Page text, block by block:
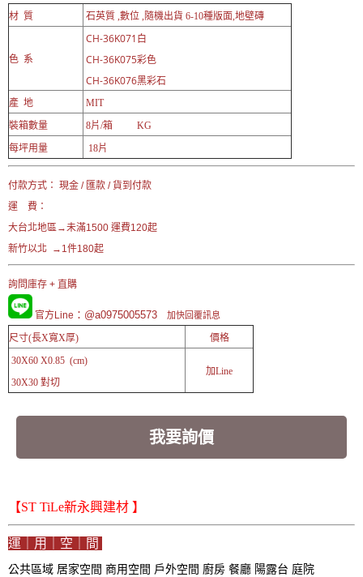
材 質 石英質 ,數位 ,隨機出貨 6-10種版面,地壁磚
色 系
CH-36K071白
CH-36K075彩色
CH-36K076黑彩石
產 地
MIT
裝箱數量
8片/箱 KG
每坪用量
18片
付款方式： 現金 / 匯款 / 貨到付款
運 費：
大台北地區→未滿1500 運費120起
新竹以北 →1件180起
詢問庫存 + 直購
官方Line ：@a0975005573 加快回覆訊息
尺寸(長X寬X厚)
價格
30X60 X0.85 (cm)
30X30 對切
加Line
我要詢價
【ST TiLe新永興建材 】
運｜用｜空｜間
公共區域 居家空間 商用空間 戶外空間 廚房 餐廳 陽露台 庭院